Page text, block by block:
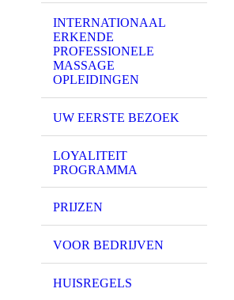
INTERNATIONAAL
ERKENDE
PROFESSIONELE
MASSAGE
OPLEIDINGEN
UW EERSTE BEZOEK
LOYALITEIT
PROGRAMMA
PRIJZEN
VOOR BEDRIJVEN
HUISREGELS